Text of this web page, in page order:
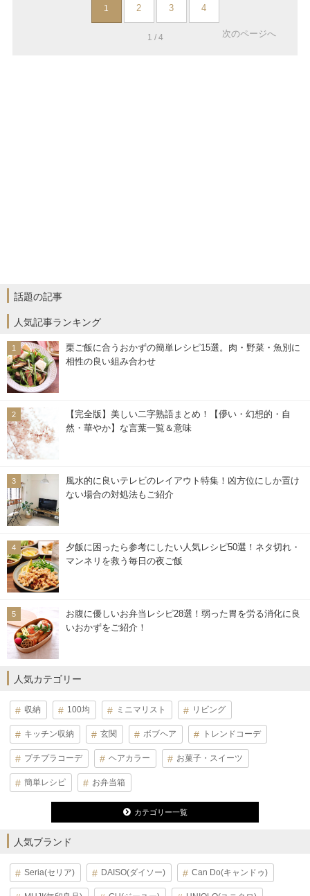
1 2 3 4
1 / 4 次のページへ
話題の記事
人気記事ランキング
栗ご飯に合うおかずの簡単レシピ15選。肉・野菜・魚別に
相性の良い組み合わせ
【完全版】美しい二字熟語まとめ！【儚い・幻想的・自
然・華やか】な言葉一覧＆意味
風水的に良いテレビのレイアウト特集！凶方位にしか置け
ない場合の対処法もご紹介
夕飯に困ったら参考にしたい人気レシピ50選！ネタ切れ・
マンネリを救う毎日の夜ご飯
お腹に優しいお弁当レシピ28選！弱った胃を労る消化に良
いおかずをご紹介！
人気カテゴリー
収納 100均 ミニマリスト リビング
キッチン収納 玄関 ボブヘア トレンドコーデ
プチプラコーデ ヘアカラー お菓子・スイーツ
簡単レシピ お弁当箱
カテゴリー一覧
人気ブランド
Seria(セリア) DAISO(ダイソー) Can Do(キャンドゥ)